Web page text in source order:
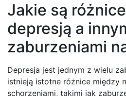
Jakie są
depresją a
zaburzeniami
Depresja jest jednym z wielu
istnieją istotne różnice między
schorzeniami, takimi jak